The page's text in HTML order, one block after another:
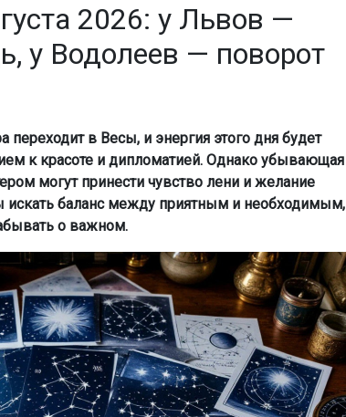
2026: у Львов —
у Водолеев — поворот
переходит в Весы, и энергия этого дня будет
к красоте и дипломатией. Однако убывающая
могут принести чувство лени и желание
искать баланс между приятным и необходимым,
о важном.